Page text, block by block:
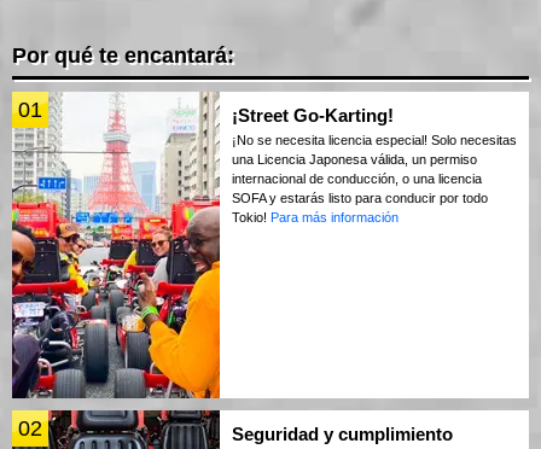
Por qué te encantará:
01 ¡Street Go-Karting!
¡No se necesita licencia especial! Solo necesitas
una Licencia Japonesa válida, un permiso
internacional de conducción, o una licencia
SOFA y estarás listo para conducir por todo
Tokio! Para más información
02 Seguridad y cumplimiento